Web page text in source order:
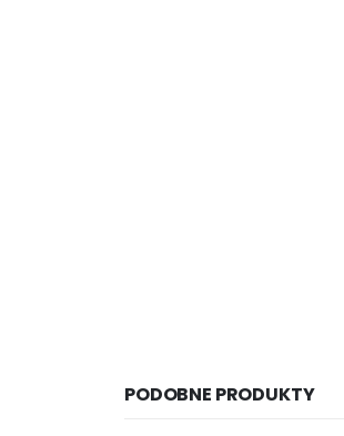
PODOBNE PRODUKTY